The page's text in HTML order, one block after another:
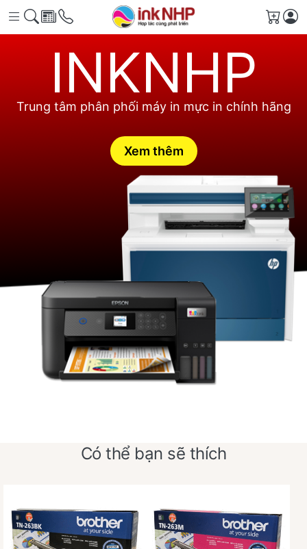
Giỏ
INKNHP
Trung tâm phân phối máy in mực in chính hãng
Xem thêm
Có thể bạn sẽ thích